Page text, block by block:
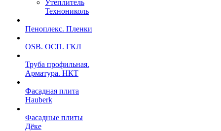
Утеплитель
Технониколь
Пеноплекс. Пленки
OSB. ОСП. ГКЛ
Труба профильная.
Арматура. НКТ
Фасадная плита
Hauberk
Фасадные плиты
Дёке